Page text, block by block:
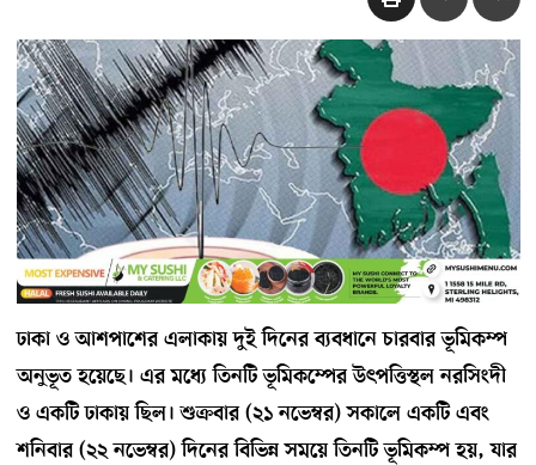
ঢাকা ও আশপাশের এলাকায় দুই দিনের ব্যবধানে চারবার ভূমিকম্প
অনুভূত হয়েছে। এর মধ্যে তিনটি ভূমিকম্পের উৎপত্তিস্থল নরসিংদী
ও একটি ঢাকায় ছিল। শুক্রবার (২১ নভেম্বর) সকালে একটি এবং
শনিবার (২২ নভেম্বর) দিনের বিভিন্ন সময়ে তিনটি ভূমিকম্প হয়, যার